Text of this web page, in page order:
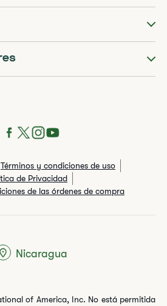
Términos y condiciones de uso
de Privacidad
de las órdenes de compra
of America, Inc. No está permitida
Nicaragua